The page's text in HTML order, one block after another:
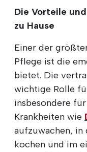
Die Vorteile
zu Hause
Einer der
Pflege ist die
bietet. Die
wichtige Rolle
insbesondere
Krankheiten wie
aufzuwachen, in
kochen und im